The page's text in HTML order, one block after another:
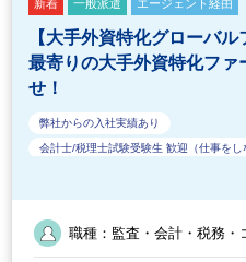
新着 一般派遣 エージェント経由
【大手外資特化グローバ
最寄りの大手外資特化フ
せ！
弊社からの入社実績あり
会計士/税理士試験受験生 歓迎（仕事をし
主婦（ママ）・主夫歓迎 ベンチャー
電話応対なし
ブランクOK
職種：監査・会計・税務・
業務（税務） ／ 監査・会計・税務・コンサルティング 国際